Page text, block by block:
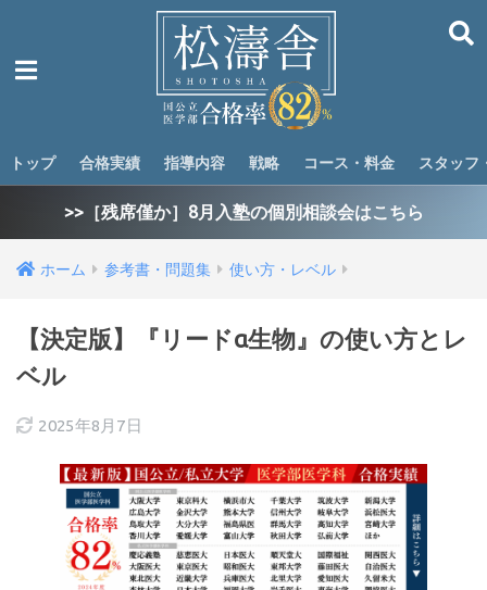
トップ 合格実績 指導内容 戦略 コース・料金 スタッフ
>>［残席僅か］8月入塾の個別相談会はこちら
ホーム 参考書・問題集 使い方・レベル
【決定版】『リードα生物』の使い方とレ
ベル
2025年8月7日